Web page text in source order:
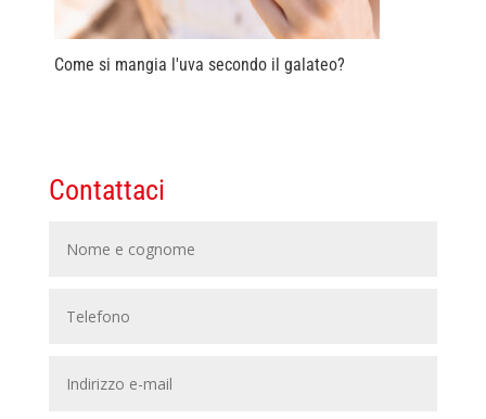
Come si mangia l'uva secondo il galateo?
Contattaci